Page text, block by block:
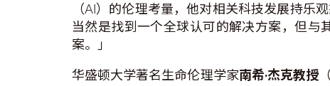
（AI）的伦理考量，他对相关科技发展持乐
当然是找到一个全球认可的解决方案，但与
案。」
华盛顿大学著名生命伦理学家南希·杰克教授